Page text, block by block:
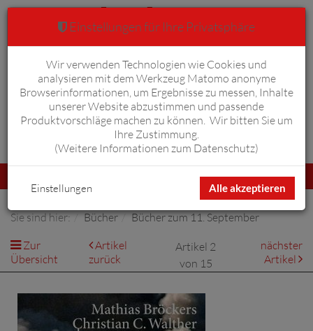
Anmelden Warenkorb 0
umschalten
Sie sind hier: Bücher
Bücher zum 11. September
Zur
Übersicht
Artikel
zurück
Artikel 2
von 15
nächster
Artikel
Einstellungen für Ihre Privatsphäre
Wir verwenden Technologien wie Cookies und
analysieren mit dem Werkzeug Matomo anonyme
Browserinformationen, um Ergebnisse zu messen, Inhalte
unserer Website abzustimmen und passende
Produktvorschläge machen zu können. Wir bitten Sie um
Ihre Zustimmung.
(Weitere Informationen zum Datenschutz)
Alle akzeptieren
Einstellungen